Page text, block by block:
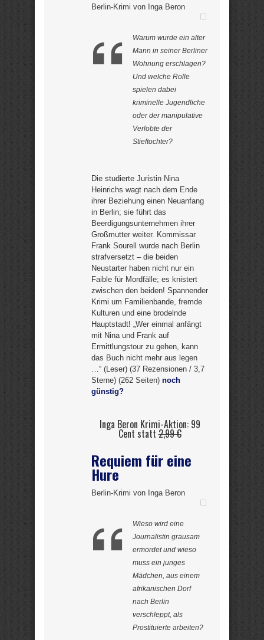
Berlin-Krimi von Inga Beron
Warum wurde ein alter
Mann in seiner Berliner
Wohnung erschlagen?
Und welche Rolle
spielen dabei
kriminelle Jugendliche
oder der manipulative
Verlobte der
Stieftochter?
Die studierte Juristin Nina
Heinrichs wagt nach dem Ende
ihrer Beziehung einen Neuanfang
in Berlin; sie führt das
Beerdigungsunternehmen ihrer
Großmutter weiter. Kommissar
Frank Sourell wurde nach Berlin
strafversetzt – die beiden
Neustarter haben nicht nur ein
Faible für Mordfälle; es knistert
zwischen den beiden! Spannender
Krimi um Familienbande, fremde
Kulturen und eine brodelnde
Hauptstadt! „Wer einmal anfängt
mit Nina und Frank auf
Ermittlungstour zu gehen, kann
das Buch nicht mehr aus legen
…“ (Leser) (37 Rezensionen / 3,7
Sterne) (262 Seiten) noch
günstig?
Inga Beron Krimi-Aktion: 99
Cent statt2,99 €
Requiem für eine
Hure
Berlin-Krimi von Inga Beron
Wieso wird eine
Journalistin grausam
ermordet und wieso
muss ein junges
Mädchen, aus einem
afrikanischen Dorf
nach Berlin
verschleppt, als
Prostituierte arbeiten?